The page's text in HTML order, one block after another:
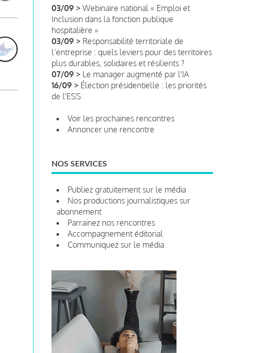
03/09 > Webinaire national « Emploi et
Inclusion dans la fonction publique
hospitalière »
03/09 > Responsabilité territoriale de
l’entreprise : quels leviers pour des territoires
plus durables, solidaires et résilients ?
07/09 > Le manager augmenté par l'IA
16/09 > Élection présidentielle : les priorités
de l'ESS
Voir les prochaines rencontres
Annoncer une rencontre
NOS SERVICES
Publiez gratuitement sur le média
Nos productions journalistiques sur
abonnement
Parrainez nos rencontres
Accompagnement éditorial
Communiquez sur le média